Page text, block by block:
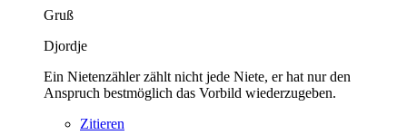
Gruß
Djordje
Ein Nietenzähler zählt nicht jede Niete, er hat nur den
Anspruch bestmöglich das Vorbild wiederzugeben.
Zitieren